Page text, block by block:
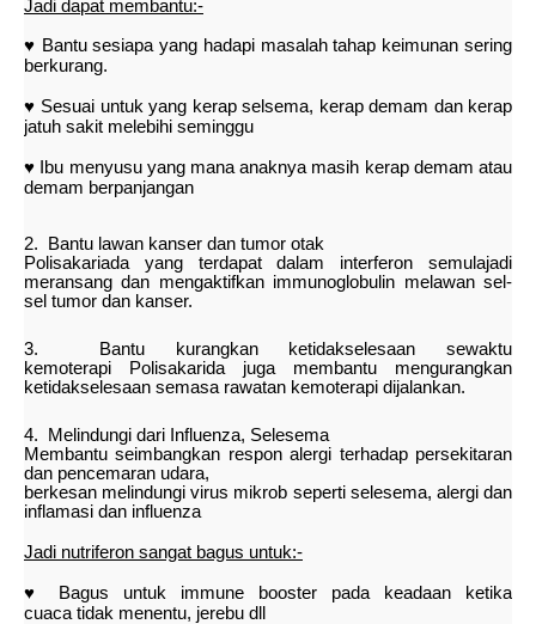
Jadi dapat membantu:-
♥ Bantu sesiapa yang hadapi masalah tahap keimunan sering
berkurang.
♥ Sesuai untuk yang kerap selsema, kerap demam dan kerap
jatuh sakit melebihi seminggu
♥ Ibu menyusu yang mana anaknya masih kerap demam atau
demam berpanjangan
2. Bantu lawan kanser dan tumor otak
Polisakariada yang terdapat dalam interferon semulajadi
meransang dan mengaktifkan immunoglobulin melawan sel-
sel tumor dan kanser.
3. Bantu kurangkan ketidakselesaan sewaktu
kemoterapi Polisakarida juga membantu mengurangkan
ketidakselesaan semasa rawatan kemoterapi dijalankan.
4. Melindungi dari Influenza, Selesema
Membantu seimbangkan respon alergi terhadap persekitaran
dan pencemaran udara,
berkesan melindungi virus mikrob seperti selesema, alergi dan
inflamasi dan influenza
Jadi nutriferon sangat bagus untuk:-
♥ Bagus untuk immune booster pada keadaan ketika
cuaca tidak menentu, jerebu dll